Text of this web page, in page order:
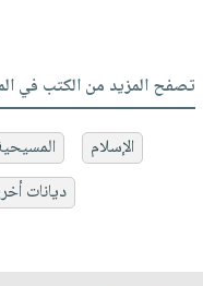
تصفح المزيد من الكتب في
الإسلام
ديانات